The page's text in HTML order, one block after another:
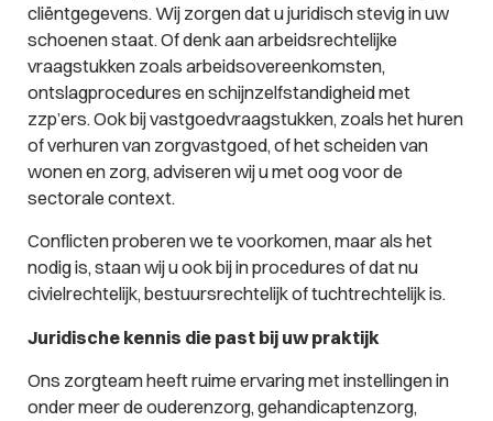
cliëntgegevens. Wij zorgen dat u juridisch stevig in uw
schoenen staat. Of denk aan arbeidsrechtelijke
vraagstukken zoals arbeidsovereenkomsten,
ontslagprocedures en schijnzelfstandigheid met
zzp’ers. Ook bij vastgoedvraagstukken, zoals het huren
of verhuren van zorgvastgoed, of het scheiden van
wonen en zorg, adviseren wij u met oog voor de
sectorale context.
Conflicten proberen we te voorkomen, maar als het
nodig is, staan wij u ook bij in procedures of dat nu
civielrechtelijk, bestuursrechtelijk of tuchtrechtelijk is.
Juridische kennis die past bij uw praktijk
Ons zorgteam heeft ruime ervaring met instellingen in
onder meer de ouderenzorg, gehandicaptenzorg,